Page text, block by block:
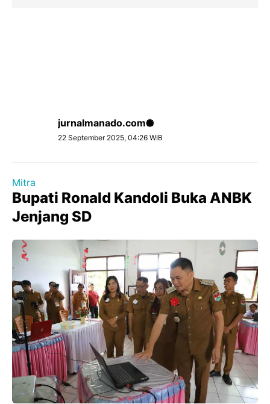
jurnalmanado.com
22 September 2025, 04:26 WIB
Mitra
Bupati Ronald Kandoli Buka ANBK
Jenjang SD